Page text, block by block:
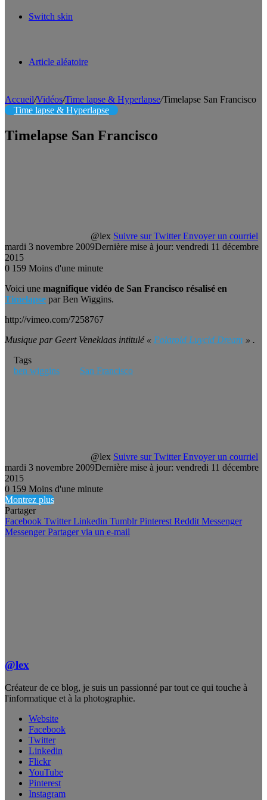
Switch skin
Article aléatoire
Accueil/Vidéos/Time lapse & Hyperlapse/Timelapse San Francisco
Time lapse & Hyperlapse
Timelapse San Francisco
@lex Suivre sur Twitter Envoyer un courriel
mardi 3 novembre 2009Dernière mise à jour: vendredi 11 décembre
2015
0 159 Moins d'une minute
Voici une magnifique vidéo de San Francisco résalisé en
Timelapse par Ben Wiggins.
http://vimeo.com/7258767
Musique par Geert Veneklaas intitulé « Polaroid Luycid Dream » .
Tags
ben wiggins
San Francisco
@lex Suivre sur Twitter Envoyer un courriel
mardi 3 novembre 2009Dernière mise à jour: vendredi 11 décembre
2015
0 159 Moins d'une minute
Montrez plus
Partager
Facebook Twitter Linkedin Tumblr Pinterest Reddit Messenger
Messenger Partager via un e-mail
@lex
Créateur de ce blog, je suis un passionné par tout ce qui touche à
l'informatique et à la photographie.
Website
Facebook
Twitter
Linkedin
Flickr
YouTube
Pinterest
Instagram